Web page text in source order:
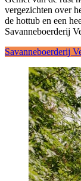
vergezichten over
de hottub en een
Savanneboerderij
Savanneboerderij